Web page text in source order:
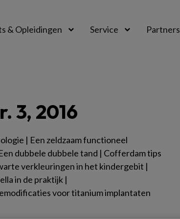
& Opleidingen Service Partners
3, 2016
| Een zeldzaam functioneel
dubbele dubbele tand | Cofferdam tips
verkleuringen in het kindergebit |
in de praktijk |
voor titanium implantaten